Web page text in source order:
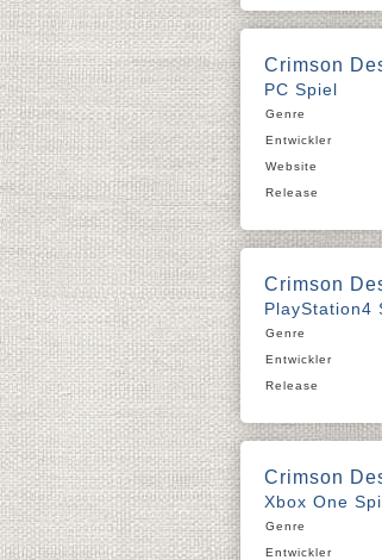
Crimson
PC Spiel
Genre
Entwickler
Website
Release
Crimson
PlayStation4
Genre
Entwickler
Release
Crimson
Xbox One
Genre
Entwickler